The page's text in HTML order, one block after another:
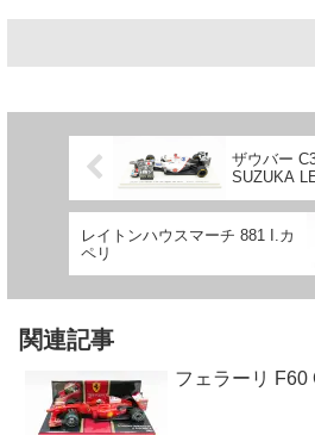
ザウバー
SUZUKA
レイトンハウスマーチ 881 I.カ
ペリ
関連記事
フェラーリ F60